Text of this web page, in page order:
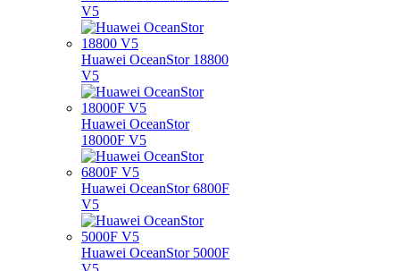
V5
Huawei OceanStor 18800
V5
Huawei OceanStor
18000F V5
Huawei OceanStor 6800F
V5
Huawei OceanStor 5000F